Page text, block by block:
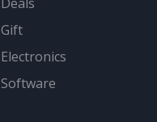
Gift
Electronics
Software